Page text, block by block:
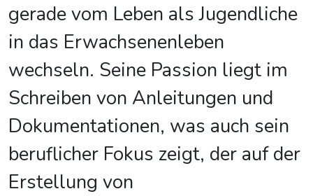
gerade vom Leben als Jugendliche
in das Erwachsenenleben
wechseln. Seine Passion liegt im
Schreiben von Anleitungen und
Dokumentationen, was auch sein
beruflicher Fokus zeigt, der auf der
Erstellung von